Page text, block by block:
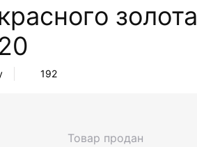
золота
192
Товар продан